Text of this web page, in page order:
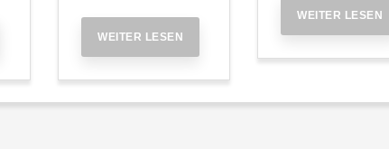
WEITER LESEN
WEITER LESEN